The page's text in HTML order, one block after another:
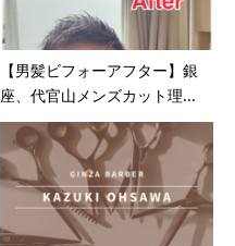
【男髪ビフォーアフター】銀
座、代官山メンズカット理...